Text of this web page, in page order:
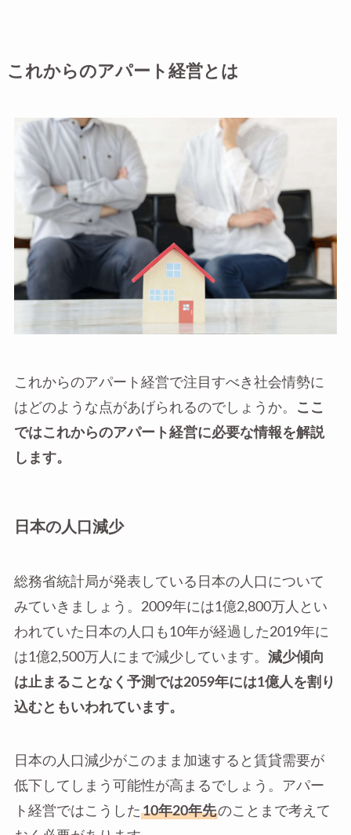
これからのアパート経営とは
これからのアパート経営で注目すべき社会情勢に
はどのような点があげられるのでしょうか。
ここ
ではこれからのアパート経営に必要な情報を解説
します。
日本の人口減少
総務省統計局が発表している日本の人口について
みていきましょう。2009年には1億2,800万人とい
われていた日本の人口も10年が経過した2019年に
は1億2,500万人にまで減少しています。 減少傾向
は止まることなく予測では2059年には1億人を割り
込むともいわれています。
日本の人口減少がこのまま加速すると賃貸需要が
低下してしまう可能性が高まるでしょう。アパー
ト経営ではこうした 10年20年先のことまで考えて